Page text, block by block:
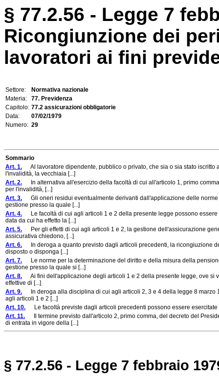
§ 77.2.56 - Legge 7
Ricongiunzione dei
lavoratori ai fini
Settore:
Normativa nazionale
Materia:
77. Previdenza
Capitolo: 77.2 assicurazioni obbligatorie
Data:
07/02/1979
Numero: 29
Sommario
Art. 1. Al lavoratore dipendente, pubblico o privato, che sia o sia stato
l'invalidità, la vecchiaia [...]
Art. 2. In alternativa all'esercizio della facoltà di cui all'articolo 1, primo
per l'invalidità, [...]
Art. 3. Gli oneri residui eventualmente derivanti dall'applicazione delle norme
gestione presso la quale [...]
Art. 4. Le facoltà di cui agli articoli 1 e 2 della presente legge possono
data da cui ha effetto la [...]
Art. 5. Per gli effetti di cui agli articoli 1 e 2, la gestione dell'assicurazione
assicurativa chiedono, [...]
Art. 6. In deroga a quanto previsto dagli articoli precedenti, la ricongiuzione
disposto o disponga [...]
Art. 7. Le norme per la determinazione del diritto e della misura della
gestione presso la quale si [...]
Art. 8. Ai fini dell'applicazione degli articoli 1 e 2 della presente legge, ove si
effettive di [...]
Art. 9. In deroga alla disciplina di cui agli articoli 2, 3 e 4 della legge 8 marzo
agli articoli 1 e 2 [...]
Art. 10. Le facoltà previste dagli articoli precedenti possono essere esercitate
Art. 11. Il termine previsto dall'articolo 2, primo comma, del decreto del
di entrata in vigore della [...]
§ 77.2.56 - Legge 7 febbraio